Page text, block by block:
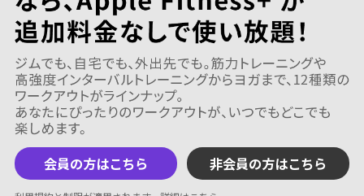
会員の方はこちら 非会員の方はこちら